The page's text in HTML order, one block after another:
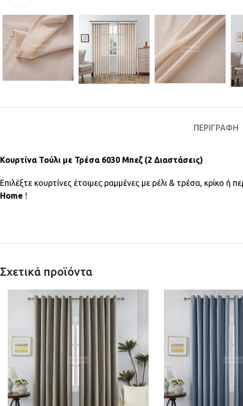
ΠΕΡΙΓΡΑΦΉ
Κουρτίνα Τούλι με Τρέσα 6030 Μπεζ (2 Διαστάσεις)
Επιλέξτε κουρτίνες έτοιμες ραμμένες με ρέλι & τρέσα, κρίκο
Home !
Σχετικά προϊόντα